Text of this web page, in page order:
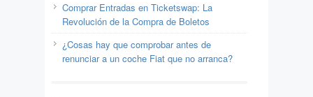
Comprar Entradas en Ticketswap: La
Revolución de la Compra de Boletos
¿Cosas hay que comprobar antes de
renunciar a un coche Fiat que no arranca?